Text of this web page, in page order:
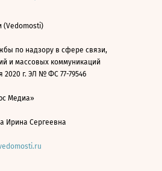
(Vedomosti)
по надзору в сфере связи,
и массовых коммуникаций
2020 г. ЭЛ № ФС 77-79546
Медиа»
Ирина Сергеевна